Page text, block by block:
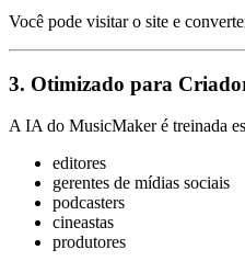
Você pode visitar o site e
3. Otimizado para
A IA do MusicMaker é treinada
editores
gerentes de mídias sociais
podcasters
cineastas
produtores